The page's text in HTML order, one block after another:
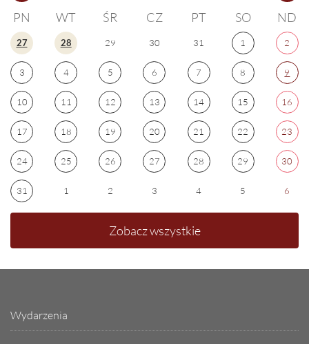
PN WT ŚR CZ PT SO ND
27 28 29 30 31 1 2
3 4 5 6 7 8 9
10 11 12 13 14 15 16
17 18 19 20 21 22 23
24 25 26 27 28 29 30
31 1 2 3 4 5 6
Zobacz wszystkie
Wydarzenia